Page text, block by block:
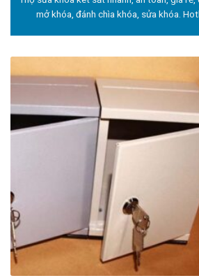
mở khóa, đánh chìa khóa, sửa khóa.